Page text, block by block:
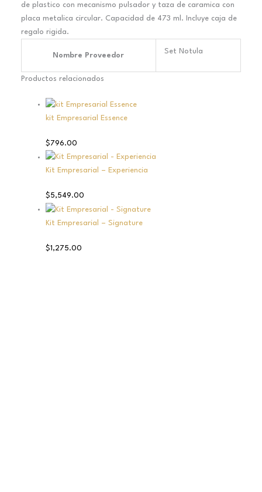
de plastico con mecanismo pulsador y taza de caramica con
placa metalica circular. Capacidad de 473 ml. Incluye caja de
regalo rigida.
Nombre Proveedor
Set Notula
Productos relacionados
kit Empresarial Essence
$796.00
Kit Empresarial – Experiencia
$5,549.00
Kit Empresarial – Signature
$1,275.00